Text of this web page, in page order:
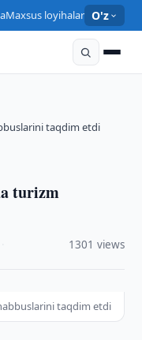
Maxsus loyihalar O'z
taqdim etdi
turizm
1301 views
taqdim etdi